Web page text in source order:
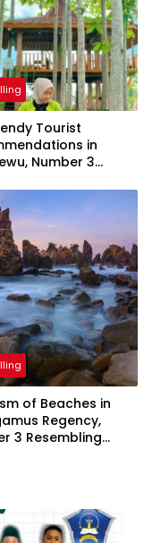
Tourist
in
Number 3
of Beaches in
Regency,
3 Resembling